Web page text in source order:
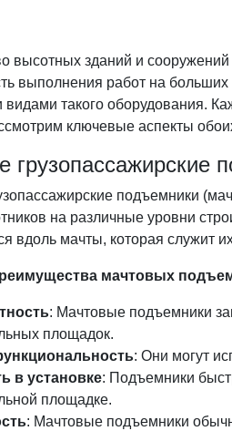
высотных зданий и
выполнения работ на
такого оборудования.
ключевые аспекты
грузопассажирские
подъемники
на различные уровни
вдоль мачты, которая служит
мачтовых
: Мачтовые подъемники
площадок.
: Они могут
в установке: Подъемники
площадке.
: Мачтовые подъемники